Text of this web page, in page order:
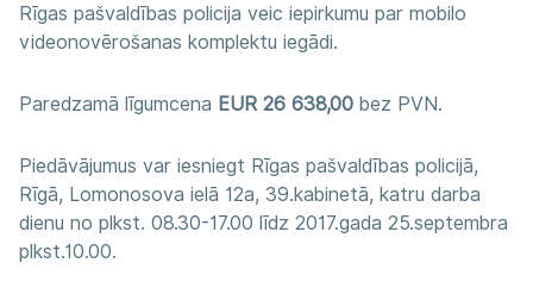
Rīgas pašvaldības policija veic iepirkumu par mobilo
videonovērošanas komplektu iegādi.
Paredzamā līgumcena EUR 26 638,00 bez PVN.
Piedāvājumus var iesniegt Rīgas pašvaldības policijā,
Rīgā, Lomonosova ielā 12a, 39.kabinetā, katru darba
dienu no plkst. 08.30-17.00 līdz 2017.gada 25.septembra
plkst.10.00.